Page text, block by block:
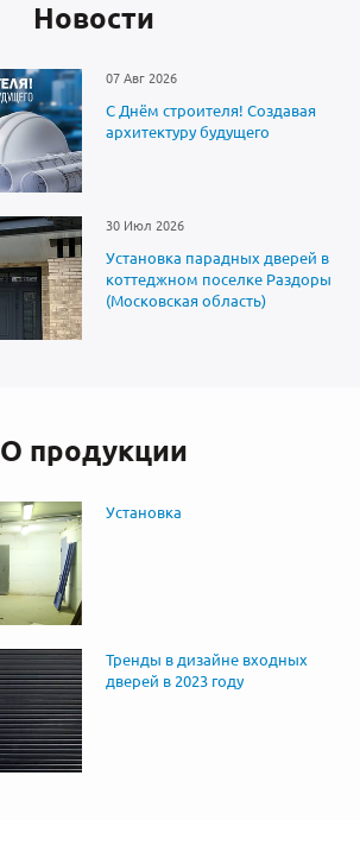
Новоcти
07 Авг 2026
С Днём строителя! Создавая
архитектуру будущего
30 Июл 2026
Установка парадных дверей в
коттеджном поселке Раздоры
(Московская область)
О продукции
Установка
Тренды в дизайне входных
дверей в 2023 году